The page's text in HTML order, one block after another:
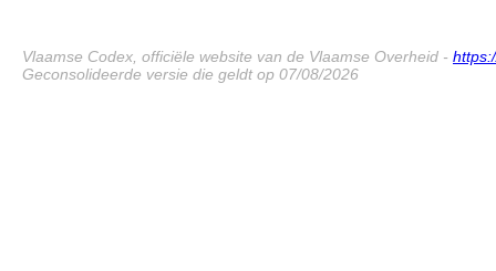
Vlaamse Codex, officiële website van de Vlaamse Overheid -
Geconsolideerde versie die geldt op 07/08/2026